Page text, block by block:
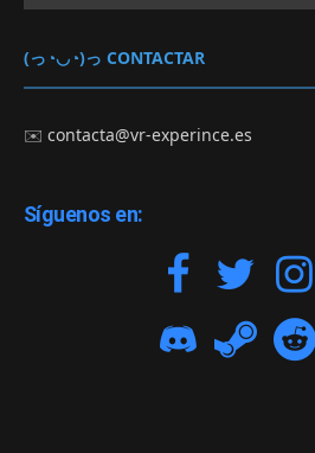
(っ◔◡◔)っ CONTACTAR
✉️contacta@vr-experince.es
Síguenos en: